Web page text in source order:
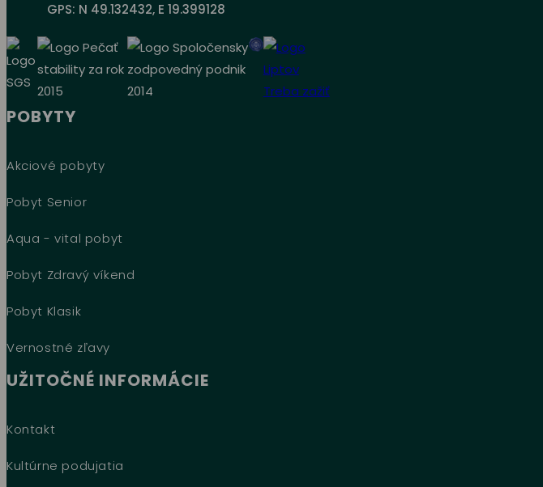
GPS: N 49.132432, E 19.399128
POBYTY
Akciové pobyty
Pobyt Senior
Aqua - vital pobyt
Pobyt Zdravý víkend
Pobyt Klasik
Vernostné zľavy
UŽITOČNÉ INFORMÁCIE
Kontakt
Kultúrne podujatia